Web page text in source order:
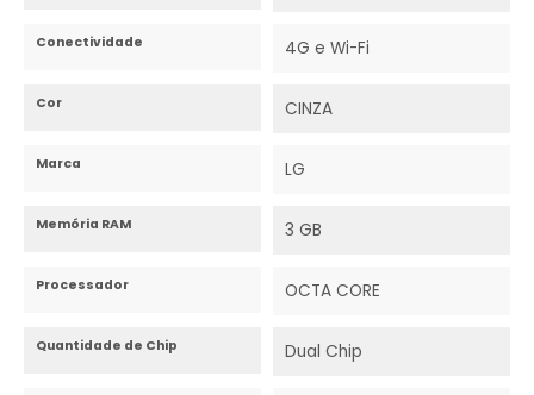
Conectividade 4G e Wi-Fi
Cor CINZA
Marca LG
Memória RAM 3 GB
Processador OCTA CORE
Quantidade de Chip Dual Chip